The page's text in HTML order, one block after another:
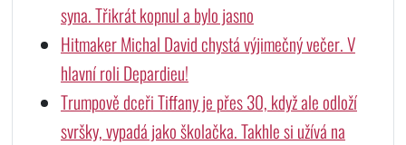
syna. Třikrát kopnul a bylo jasno
Hitmaker Michal David chystá výjimečný večer. V
hlavní roli Depardieu!
Trumpově dceři Tiffany je přes 30, když ale odloží
svršky, vypadá jako školačka. Takhle si užívá na